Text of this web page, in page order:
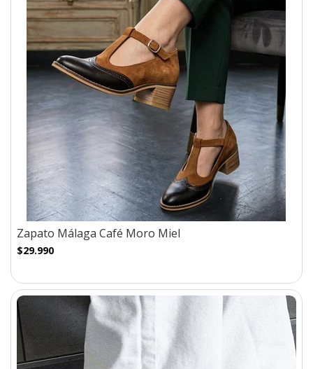
Zapato Málaga Café Moro Miel
$29.990